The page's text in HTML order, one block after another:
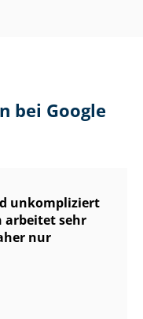
bei Google
unkompliziert
arbeitet sehr
nur